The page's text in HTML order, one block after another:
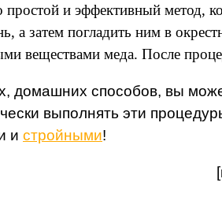
и эффективный метод,
а затем погладить ним в
веществами меда. После
домашних способов, вы
выполнять эти
и стройными!